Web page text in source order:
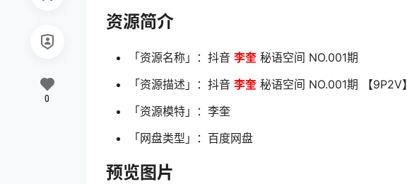
资源简介
「资源名称」：抖音 李奎 秘语空间 NO.001期
「资源描述」：抖音 李奎 秘语空间 NO.001期 【9P2V】
「资源模特」：李奎
「网盘类型」：百度网盘
预览图片
0